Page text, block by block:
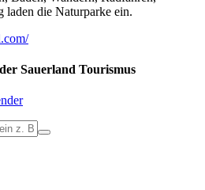
die Naturparke ein.
Sauerland Tourismus